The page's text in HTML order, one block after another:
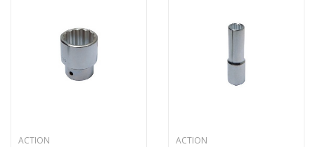
ACTION ACTION